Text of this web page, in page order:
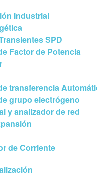
Industrial
SPD
Factor de Potencia
transferencia
grupo electrógeno
y analizador de red
de Corriente